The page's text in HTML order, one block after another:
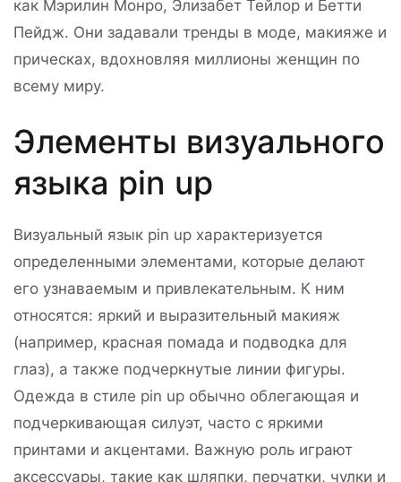
как Мэрилин Монро, Элизабет Тейлор и Бетти
Пейдж. Они задавали тренды в моде, макияже и
прическах, вдохновляя миллионы женщин по
всему миру.
Элементы визуального
языка pin up
Визуальный язык pin up характеризуется
определенными элементами, которые делают
его узнаваемым и привлекательным. К ним
относятся: яркий и выразительный макияж
(например, красная помада и подводка для
глаз), а также подчеркнутые линии фигуры.
Одежда в стиле pin up обычно облегающая и
подчеркивающая силуэт, часто с яркими
принтами и акцентами. Важную роль играют
аксессуары, такие как шляпки, перчатки, чулки и